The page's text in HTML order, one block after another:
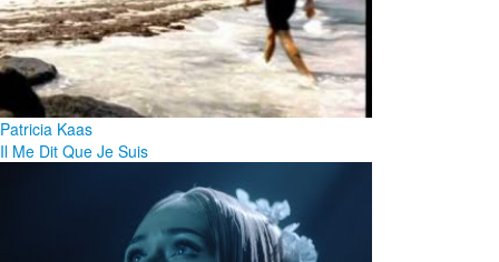
Patricia Kaas
Il Me Dit Que Je Suis